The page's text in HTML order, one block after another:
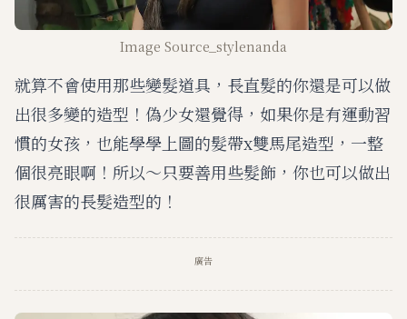
Image Source_stylenanda
就算不會使用那些變髮道具，長直髮的你還是可以做
出很多變的造型！偽少女還覺得，如果你是有運動習
慣的女孩，也能學學上圖的髮帶x雙馬尾造型，一整
個很亮眼啊！所以～只要善用些髮飾，你也可以做出
很厲害的長髮造型的！
廣告